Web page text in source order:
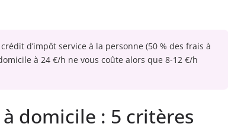
d’impôt service à la personne (50 % des frais à
à 24 €/h ne vous coûte alors que 8-12 €/h
domicile : 5 critères